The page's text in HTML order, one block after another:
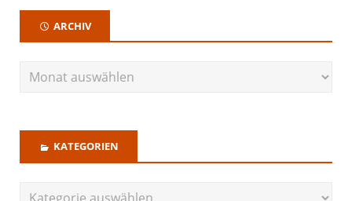
ARCHIV
KATEGORIEN